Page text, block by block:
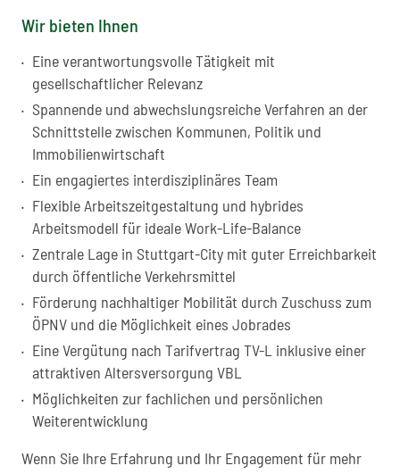
Wir bieten Ihnen
Eine verantwortungsvolle Tätigkeit mit
gesellschaftlicher Relevanz
Spannende und abwechslungsreiche Verfahren an der
Schnittstelle zwischen Kommunen, Politik und
Immobilienwirtschaft
Ein engagiertes interdisziplinäres Team
Flexible Arbeitszeitgestaltung und hybrides
Arbeitsmodell für ideale Work-Life-Balance
Zentrale Lage in Stuttgart-City mit guter Erreichbarkeit
durch öffentliche Verkehrsmittel
Förderung nachhaltiger Mobilität durch Zuschuss zum
ÖPNV und die Möglichkeit eines Jobrades
Eine Vergütung nach Tarifvertrag TV-L inklusive einer
attraktiven Altersversorgung VBL
Möglichkeiten zur fachlichen und persönlichen
Weiterentwicklung
Wenn Sie Ihre Erfahrung und Ihr Engagement für mehr